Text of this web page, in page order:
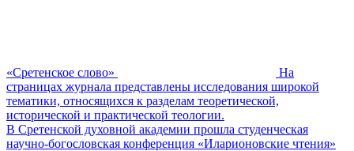
«Сретенское слово»
На
страницах журнала представлены исследования широкой
тематики, относящихся к разделам теоретической,
исторической и практической теологии.
В Сретенской духовной академии прошла студенческая
научно-богословская конференция «Иларионовские чтения»